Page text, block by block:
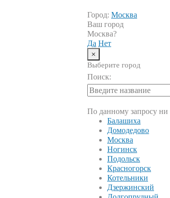
Город: Москва
Ваш город
Москва?
Да Нет
×
Выберите город
Поиск:
По данному запросу ни
Балашиха
Домодедово
Москва
Ногинск
Подольск
Красногорск
Котельники
Дзержинский